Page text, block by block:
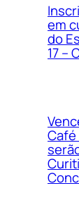
em
do
17 –
Café